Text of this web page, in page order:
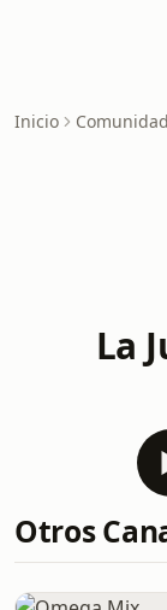
Inicio
La
Otros